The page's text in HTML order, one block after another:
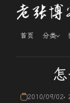
首页 分类
2010/09/02